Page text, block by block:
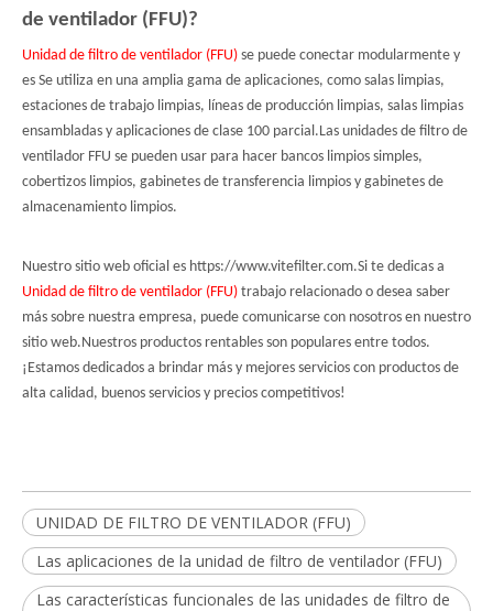
de ventilador (FFU)?
Unidad de filtro de ventilador (FFU) se puede conectar modularmente y
es Se utiliza en una amplia gama de aplicaciones, como salas limpias,
estaciones de trabajo limpias, líneas de producción limpias, salas limpias
ensambladas y aplicaciones de clase 100 parcial.Las unidades de filtro de
ventilador FFU se pueden usar para hacer bancos limpios simples,
cobertizos limpios, gabinetes de transferencia limpios y gabinetes de
almacenamiento limpios.
Nuestro sitio web oficial es https://www.vitefilter.com.Si te dedicas a
Unidad de filtro de ventilador (FFU) trabajo relacionado o desea saber
más sobre nuestra empresa, puede comunicarse con nosotros en nuestro
sitio web.Nuestros productos rentables son populares entre todos.
¡Estamos dedicados a brindar más y mejores servicios con productos de
alta calidad, buenos servicios y precios competitivos!
UNIDAD DE FILTRO DE VENTILADOR (FFU)
Las aplicaciones de la unidad de filtro de ventilador (FFU)
Las características funcionales de las unidades de filtro de